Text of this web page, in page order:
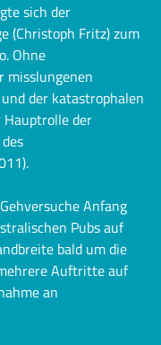
sich der
(Christoph Fritz) zum
Ohne
misslungenen
der katastrophalen
Hauptrolle der
Anfang
Pubs auf
bald um die
Auftritte auf
an